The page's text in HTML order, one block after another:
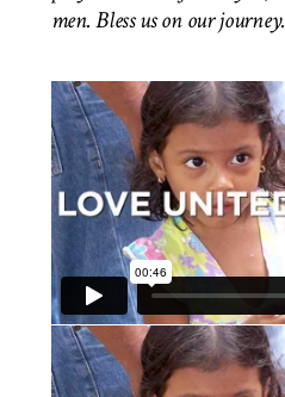
men.Bless us on our journey.